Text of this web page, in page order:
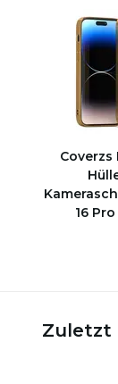
Coverzs
16
Zuletzt